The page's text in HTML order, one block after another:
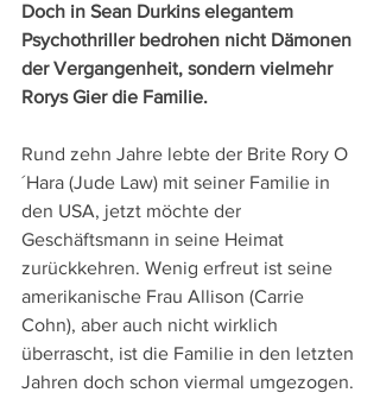
Doch in Sean Durkins elegantem
Psychothriller bedrohen nicht Dämonen
der Vergangenheit, sondern vielmehr
Rorys Gier die Familie.
Rund zehn Jahre lebte der Brite Rory O
´Hara (Jude Law) mit seiner Familie in
den USA, jetzt möchte der
Geschäftsmann in seine Heimat
zurückkehren. Wenig erfreut ist seine
amerikanische Frau Allison (Carrie
Cohn), aber auch nicht wirklich
überrascht, ist die Familie in den letzten
Jahren doch schon viermal umgezogen.